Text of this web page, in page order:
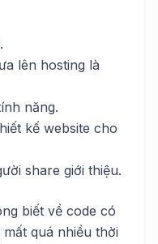
lên hosting là
năng.
kế website cho
share giới thiệu.
biết về code có
quá nhiều thời